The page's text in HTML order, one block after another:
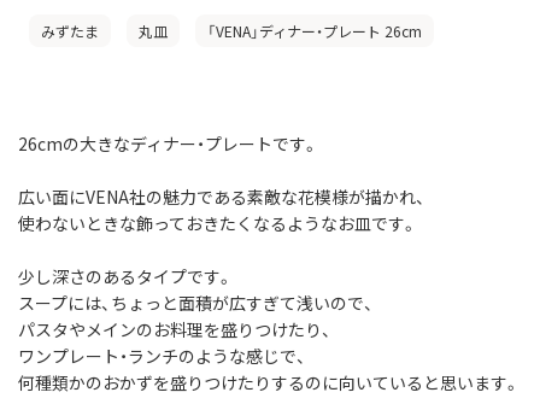
みずたま 丸皿 「VENA」ディナー・プレート 26cm
26cmの大きなディナー・プレートです。
広い面にVENA社の魅力である素敵な花模様が描かれ、
使わないときな飾っておきたくなるようなお皿です。
少し深さのあるタイプです。
スープには、ちょっと面積が広すぎて浅いので、
パスタやメインのお料理を盛りつけたり、
ワンプレート・ランチのような感じで、
何種類かのおかずを盛りつけたりするのに向いていると思います。